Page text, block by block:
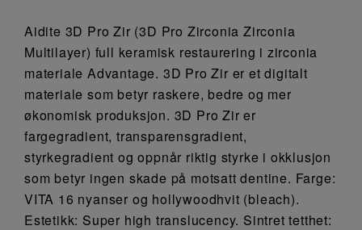
Aidite 3D Pro Zir (3D Pro Zirconia Zirconia
Multilayer) full keramisk restaurering i zirconia
materiale Advantage. 3D Pro Zir er et digitalt
materiale som betyr raskere, bedre og mer
økonomisk produksjon. 3D Pro Zir er
fargegradient, transparensgradient,
styrkegradient og oppnår riktig styrke i okklusjon
som betyr ingen skade på motsatt dentine. Farge:
VITA 16 nyanser og hollywoodhvit (bleach).
Estetikk: Super high translucency. Sintret tetthet: